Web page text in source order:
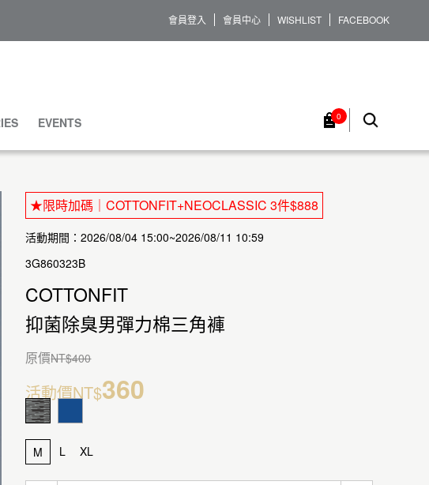
會員登入 會員中心 WISHLIST FACEBOOK
EVENTS 0
★限時加碼｜COTTONFIT+NEOCLASSIC 3件$888
活動期間：2026/08/04 15:00~2026/08/11 10:59
3G860323B
COTTONFIT
抑菌除臭男彈力棉三角褲
原價NT$400
活動價NT$360
M L XL